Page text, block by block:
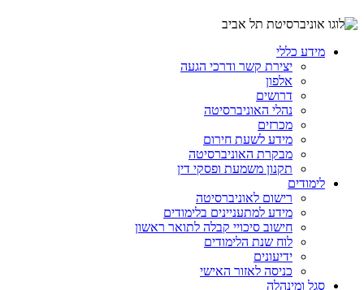
מידע כללי
יצירת קשר ודרכי הגעה
אלפון
דרושים
נהלי האוניברסיטה
מכרזים
מידע לשעת חירום
מבקרת האוניברסיטה
תקנון משמעת ופסקי דין
לימודים
רישום לאוניברסיטה
מידע למתעניינים בלימודים
חישוב סיכויי קבלה לתואר ראשון
לוח שנת הלימודים
ידיעונים
כניסה לאזור האישי
סגל ומינהלה